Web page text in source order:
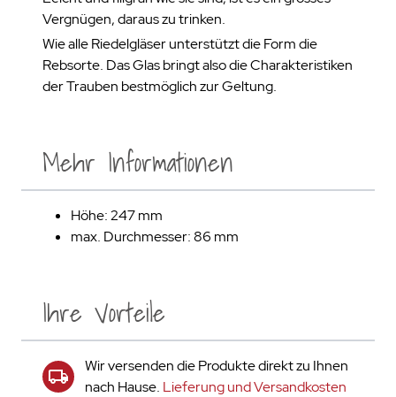
Vergnügen, daraus zu trinken.
Wie alle Riedelgläser unterstützt die Form die
Rebsorte. Das Glas bringt also die Charakteristiken
der Trauben bestmöglich zur Geltung.
Ihre Vorteile
Wir versenden die Produkte direkt zu Ihnen
nach Hause. Lieferung und Versandkosten
Mehr Informationen
Höhe: 247 mm
max. Durchmesser: 86 mm